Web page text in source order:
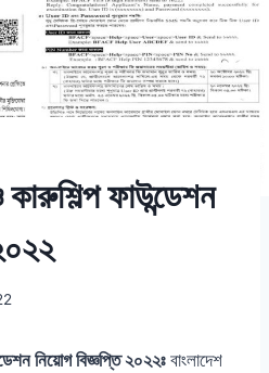
ফাউন্ডেশন
নিয়োগ বিজ্ঞপ্তি ২০২২ঃবাংলাদেশ